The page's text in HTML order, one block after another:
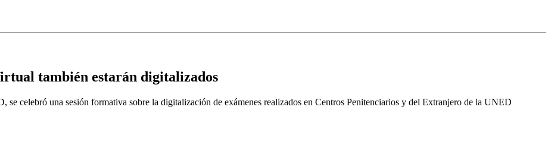
también estarán digitalizados
se celebró una sesión formativa sobre la digitalización de exámenes realizados en Centros Penitenciarios y del Extranjero de la UNED